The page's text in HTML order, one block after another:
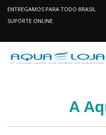
ENTREGAMOS PARA TODO BRASIL
SUPORTE ONLINE
para
o
A